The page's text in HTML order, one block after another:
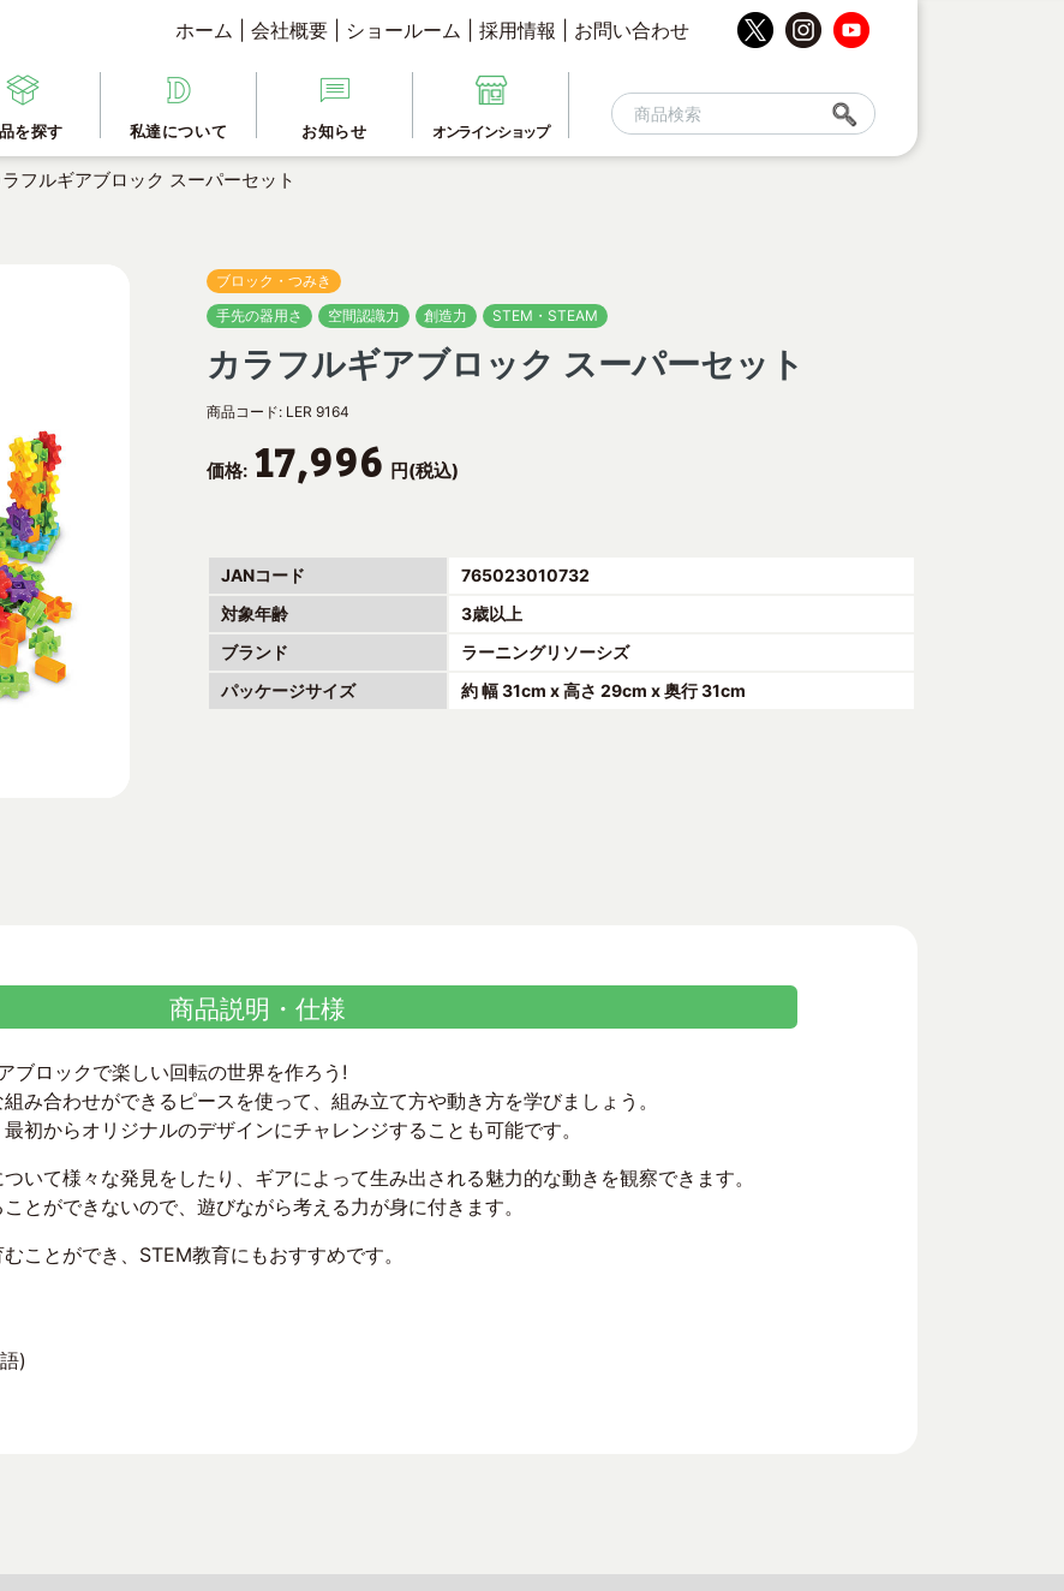
ホーム 会社概要 ショールーム 採用情報 お問い合わせ
を探す 私達について お知らせ オンラインショップ
ラフルギアブロック スーパーセット
ブロック・つみき
手先の器用さ
空間認識力 創造力 STEM・STEAM
カラフルギアブロック スーパーセット
商品コード: LER 9164
価格: 17,996 円(税込)
JANコード
765023010732
対象年齢
3歳以上
ブランド
ラーニングリソーシズ
パッケージサイズ
約 幅 31cm x 高さ 29cm x 奥行 31cm
商品説明・仕様
ブロックで楽しい回転の世界を作ろう!
み合わせができるピースを使って、組み立て方や動き方を学びましょう。
初からオリジナルのデザインにチャレンジすることも可能です。
いて様々な発見をしたり、ギアによって生み出される魅力的な動きを観察できます。
とができないので、遊びながら考える力が身に付きます。
ことができ、STEM教育にもおすすめです。
)